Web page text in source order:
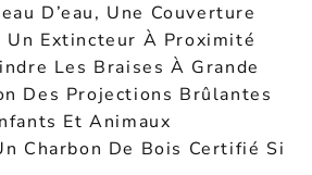
D’eau, Une Couverture
Un Extincteur À Proximité
Les Braises À Grande
Des Projections Brûlantes
Et Animaux
Charbon De Bois Certifié Si